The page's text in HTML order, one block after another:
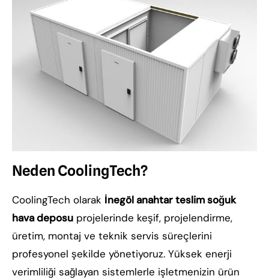
Neden CoolingTech?
CoolingTech olarak İnegöl anahtar teslim soğuk
hava deposu projelerinde keşif, projelendirme,
üretim, montaj ve teknik servis süreçlerini
profesyonel şekilde yönetiyoruz. Yüksek enerji
verimliliği sağlayan sistemlerle işletmenizin ürün